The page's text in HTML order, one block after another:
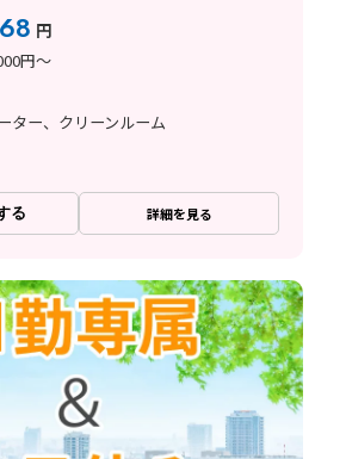
円
円～
ター、クリーンルーム
る 詳細を見る